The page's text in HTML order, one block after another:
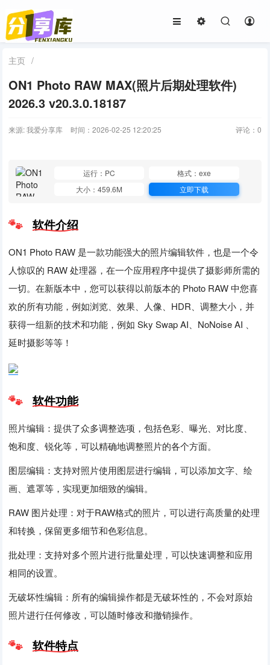
主页 /
ON1 Photo RAW MAX(照片后期处理软件)
2026.3 v20.3.0.18187
来源: 我爱分享库 时间：2026-02-25 12:20:25 评论： 0
运行：PC
格式：exe
大小：459.6M
立即下载
软件介绍
ON1 Photo RAW 是一款功能强大的照片编辑软件，也是一个令
人惊叹的 RAW 处理器，在一个应用程序中提供了摄影师所需的
一切。在新版本中，您可以获得以前版本的 Photo RAW 中您喜
欢的所有功能，例如浏览、效果、人像、HDR、调整大小，并
获得一组新的技术和功能，例如 Sky Swap AI、NoNoise AI 、
延时摄影等等！
软件功能
照片编辑：提供了众多调整选项，包括色彩、曝光、对比度、
饱和度、锐化等，可以精确地调整照片的各个方面。
图层编辑：支持对照片使用图层进行编辑，可以添加文字、绘
画、遮罩等，实现更加细致的编辑。
RAW 图片处理：对于RAW格式的照片，可以进行高质量的处理
和转换，保留更多细节和色彩信息。
批处理：支持对多个照片进行批量处理，可以快速调整和应用
相同的设置。
无破坏性编辑：所有的编辑操作都是无破坏性的，不会对原始
照片进行任何修改，可以随时修改和撤销操作。
软件特点